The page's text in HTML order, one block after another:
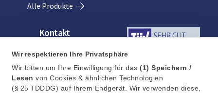
Wir respektieren Ihre Privatsphäre
Wir bitten um Ihre Einwilligung für das (1) Speichern /
Lesen von Cookies & ähnlichen Technologien
(§ 25 TDDDG) auf Ihrem Endgerät. Wir verwenden diese,
Alle Produkte
Kontakt
0800 3217016
info@tradingtwins.com